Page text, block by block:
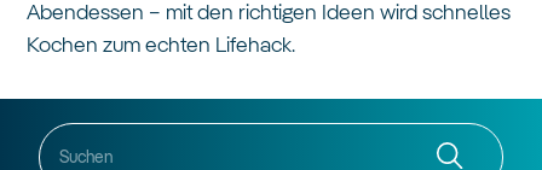
Abendessen – mit den richtigen Ideen wird schnelles
Kochen zum echten Lifehack.
.